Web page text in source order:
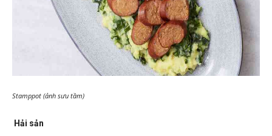
Stamppot (ảnh sưu tầm)
Hải sản